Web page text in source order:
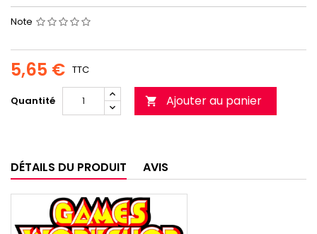
Note
5,65 € TTC
Quantité  Ajouter au panier
DÉTAILS DU PRODUIT AVIS